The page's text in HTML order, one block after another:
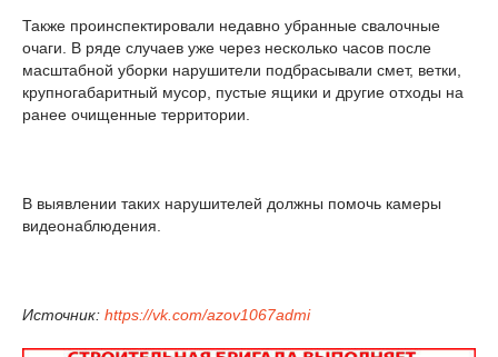
Также проинспектировали недавно убранные свалочные
очаги. В ряде случаев уже через несколько часов после
масштабной уборки нарушители подбрасывали смет, ветки,
крупногабаритный мусор, пустые ящики и другие отходы на
ранее очищенные территории.
В выявлении таких нарушителей должны помочь камеры
видеонаблюдения.
Источник: https://vk.com/azov1067admi